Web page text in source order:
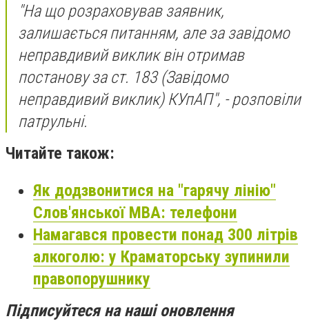
"На що розраховував заявник,
залишається питанням, але за завідомо
неправдивий виклик він отримав
постанову за ст. 183 (Завідомо
неправдивий виклик) КУпАП", - розповіли
патрульні.
Читайте також:
Як додзвонитися на "гарячу лінію"
Слов'янської МВА: телефони
Намагався провести понад 300 літрів
алкоголю: у Краматорську зупинили
правопорушнику
Підписуйтеся на наші оновлення